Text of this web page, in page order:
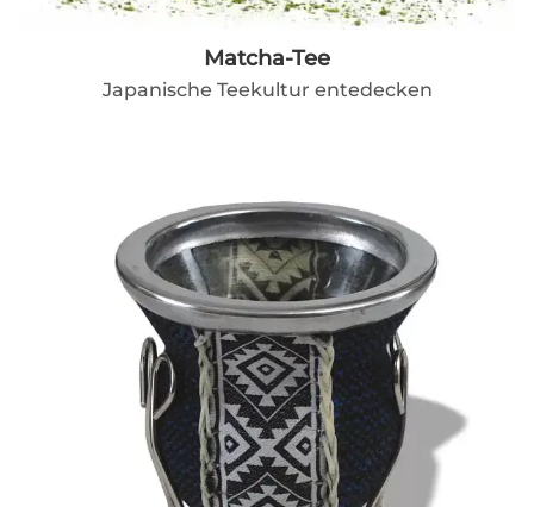
Matcha-Tee
Japanische Teekultur entedecken